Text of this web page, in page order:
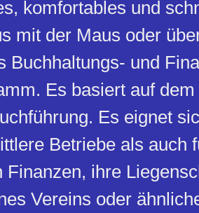
komfortables und
mit der Maus oder
Buchhaltungs- und
Es basiert auf
Es eignet
Betriebe als auch
Finanzen, ihre
Vereins oder